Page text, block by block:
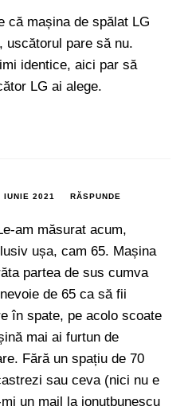
că mașina de spălat LG
uscătorul pare să nu.
identice, aici par să
LG ai alege.
IUNIE 2021 RĂSPUNDE
am măsurat acum,
ușa, cam 65. Mașina
partea de sus cumva
de 65 ca să fii
în spate, pe acolo scoate
mai ai furtun de
Fără un spațiu de 70
sau ceva (nici nu e
un mail la ionutbunescu